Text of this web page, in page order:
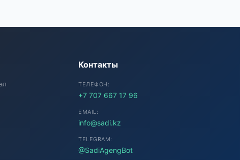
Контакты
ТЕЛЕФОН:
+7 707 667 17 96
EMAIL:
info@sadi.kz
TELEGRAM:
@SadiAgengBot